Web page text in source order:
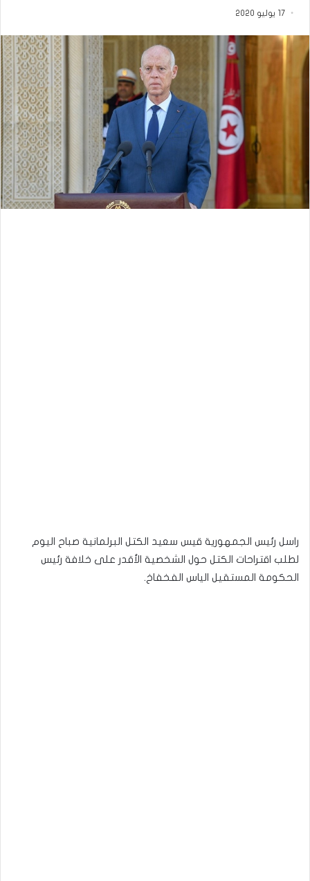
17 يوليو 2020
راسل رئيس الجمهورية قيس سعيد الكتل البرلمانية صباح اليوم
لطلب اقتراحات الكتل حول الشخصية الأقدر على خلافة رئيس
الحكومة المستقيل الياس الفخفاخ.